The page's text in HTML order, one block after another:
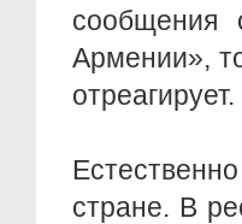
сообщения
Армении»,
отреагирует.
стране. В